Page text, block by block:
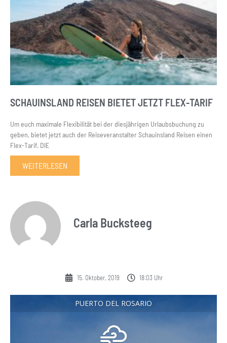
SCHAUINSLAND REISEN BIETET JETZT FLEX-TARIF
Um euch maximale Flexibilität bei der diesjährigen Urlaubsbuchung zu
geben, bietet jetzt auch der Reiseveranstalter Schauinsland Reisen einen
Flex-Tarif. DIE
WEITERLESEN
Carla Bucksteeg
15. Oktober, 2019 18:03 Uhr
PUERTO DEL ROSARIO